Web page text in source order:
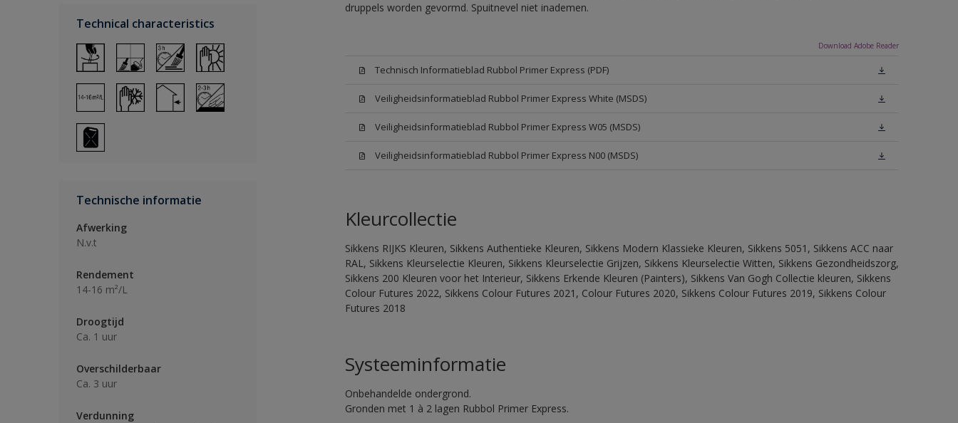
Technical characteristics
Technische informatie
Afwerking
N.v.t
Rendement
14-16 m²/L
Droogtijd
Ca. 1 uur
Overschilderbaar
Ca. 3 uur
Verdunning
druppels worden gevormd. Spuitnevel niet inademen.
Download Adobe Reader
Technisch Informatieblad Rubbol Primer Express (PDF)
Veiligheidsinformatieblad Rubbol Primer Express White (MSDS)
Veiligheidsinformatieblad Rubbol Primer Express W05 (MSDS)
Veiligheidsinformatieblad Rubbol Primer Express N00 (MSDS)
Kleurcollectie
Sikkens RIJKS Kleuren, Sikkens Authentieke Kleuren, Sikkens Modern Klassieke Kleuren, Sikkens 5051, Sikkens ACC naar
RAL, Sikkens Kleurselectie Kleuren, Sikkens Kleurselectie Grijzen, Sikkens Kleurselectie Witten, Sikkens Gezondheidszorg,
Sikkens 200 Kleuren voor het Interieur, Sikkens Erkende Kleuren (Painters), Sikkens Van Gogh Collectie kleuren, Sikkens
Colour Futures 2022, Sikkens Colour Futures 2021, Colour Futures 2020, Sikkens Colour Futures 2019, Sikkens Colour
Futures 2018
Systeeminformatie
Onbehandelde ondergrond.
Gronden met 1 à 2 lagen Rubbol Primer Express.